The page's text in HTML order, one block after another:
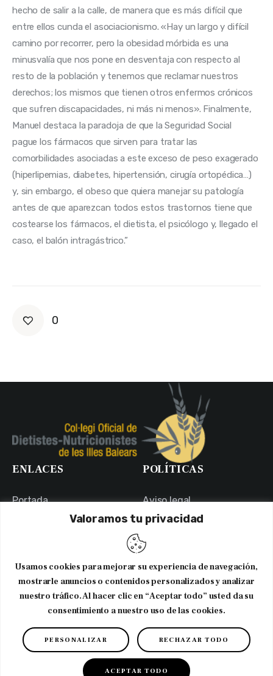
Valoramos tu privacidad
Usamos cookies para mejorar su experiencia de navegación,
mostrarle anuncios o contenidos personalizados y analizar
nuestro tráfico. Al hacer clic en “Aceptar todo” usted da su
consentimiento a nuestro uso de las cookies.
PERSONALIZAR RECHAZAR TODO
ACEPTAR TODO
hecho de salir a la calle, de manera que es más difícil que
entre ellos cunda el asociacionismo. «Hay un largo y difícil
camino por recorrer, pero la obesidad mórbida es una
minusvalía que nos pone en desventaja con respecto al
resto de la población y tenemos que reclamar nuestros
derechos; los mismos que tienen otros enfermos crónicos
que sufren discapacidades, ni más ni menos». Finalmente,
Manuel destaca la paradoja de que la Seguridad Social
pague los fármacos que sirven para tratar las
comorbilidades asociadas a este exceso de peso exagerado
(hiperlipemias, diabetes, hipertensión, cirugía ortopédica…)
y, sin embargo, el obeso que quiera manejar su patología
antes de que aparezcan todos estos trastornos tiene que
costearse los fármacos, el dietista, el psicólogo y, llegado el
caso, el balón intragástrico.”
0
ENLACES
Portada
Portal de Transparencia
Usuarios
POLÍTICAS
Aviso legal
Política de Privacidad
Política de Cookies
Canal Ético
NEWSLETTER
Copyright © 2026. CODNIB. Colegio Oficial de Dietistas-
Nutricionistas de Illes Balears